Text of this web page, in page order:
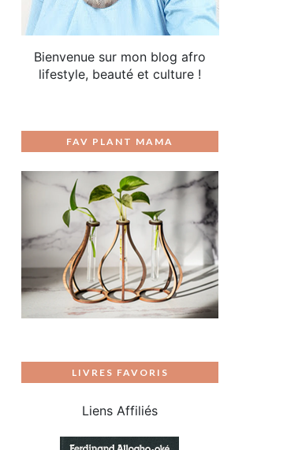
Bienvenue sur mon blog afro
lifestyle, beauté et culture !
FAV PLANT MAMA
LIVRES FAVORIS
Liens Affiliés